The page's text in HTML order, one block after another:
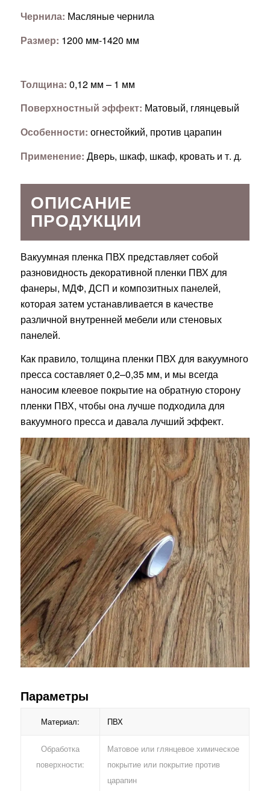
Чернила: Масляные чернила
Размер: 1200 мм-1420 мм
Толщина: 0,12 мм – 1 мм
Поверхностный эффект: Матовый, глянцевый
Особенности: огнестойкий, против царапин
Применение: Дверь, шкаф, шкаф, кровать и т. д.
ОПИСАНИЕ
ПРОДУКЦИИ
Вакуумная пленка ПВХ представляет собой
разновидность декоративной пленки ПВХ для
фанеры, МДФ, ДСП и композитных панелей,
которая затем устанавливается в качестве
различной внутренней мебели или стеновых
панелей.
Как правило, толщина пленки ПВХ для вакуумного
пресса составляет 0,2–0,35 мм, и мы всегда
наносим клеевое покрытие на обратную сторону
пленки ПВХ, чтобы она лучше подходила для
вакуумного пресса и давала лучший эффект.
Параметры
Материал: ПВХ
Обработка
поверхности:
Матовое или глянцевое химическое
покрытие или покрытие против
царапин